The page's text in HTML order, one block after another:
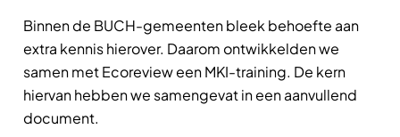
Binnen de BUCH-gemeenten bleek behoefte aan
extra kennis hierover. Daarom ontwikkelden we
samen met Ecoreview een MKI-training. De kern
hiervan hebben we samengevat in een aanvullend
document.